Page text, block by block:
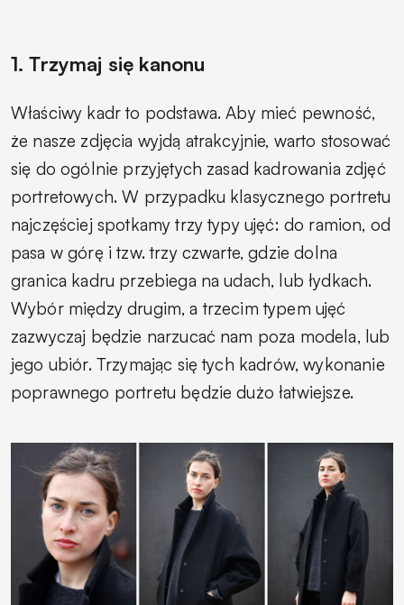
1. Trzymaj się kanonu
Właściwy kadr to podstawa. Aby mieć pewność,
że nasze zdjęcia wyjdą atrakcyjnie, warto stosować
się do ogólnie przyjętych zasad kadrowania zdjęć
portretowych. W przypadku klasycznego portretu
najczęściej spotkamy trzy typy ujęć: do ramion, od
pasa w górę i tzw. trzy czwarte, gdzie dolna
granica kadru przebiega na udach, lub łydkach.
Wybór między drugim, a trzecim typem ujęć
zazwyczaj będzie narzucać nam poza modela, lub
jego ubiór. Trzymając się tych kadrów, wykonanie
poprawnego portretu będzie dużo łatwiejsze.